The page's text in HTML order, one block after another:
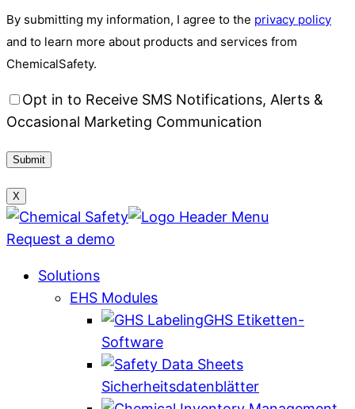
By submitting my information, I agree to the privacy policy
and to learn more about products and services from
ChemicalSafety.
Opt in to Receive SMS Notifications, Alerts &
Occasional Marketing Communication
X
Request a demo
Solutions
EHS Modules
GHS Etiketten-
Software
Sicherheitsdatenblätter